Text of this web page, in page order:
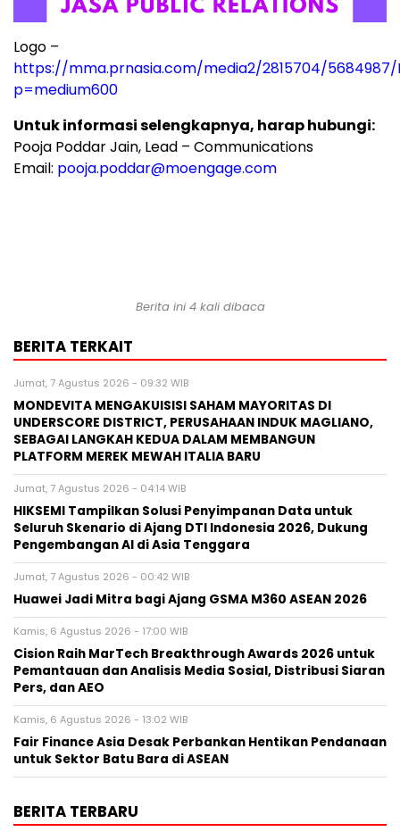
Logo –
https://mma.prnasia.com/media2/2815704/5684987/
p=medium600
Untuk informasi selengkapnya, harap hubungi:
Pooja Poddar Jain, Lead – Communications
Email: pooja.poddar@moengage.com
Berita ini 4 kali dibaca
BERITA TERKAIT
Jumat, 7 Agustus 2026 - 09:32 WIB
MONDEVITA MENGAKUISISI SAHAM MAYORITAS DI
UNDERSCORE DISTRICT, PERUSAHAAN INDUK MAGLIANO,
SEBAGAI LANGKAH KEDUA DALAM MEMBANGUN
PLATFORM MEREK MEWAH ITALIA BARU
Jumat, 7 Agustus 2026 - 04:14 WIB
HIKSEMI Tampilkan Solusi Penyimpanan Data untuk
Seluruh Skenario di Ajang DTI Indonesia 2026, Dukung
Pengembangan AI di Asia Tenggara
Jumat, 7 Agustus 2026 - 00:42 WIB
Huawei Jadi Mitra bagi Ajang GSMA M360 ASEAN 2026
Kamis, 6 Agustus 2026 - 17:00 WIB
Cision Raih MarTech Breakthrough Awards 2026 untuk
Pemantauan dan Analisis Media Sosial, Distribusi Siaran
Pers, dan AEO
Kamis, 6 Agustus 2026 - 13:02 WIB
Fair Finance Asia Desak Perbankan Hentikan Pendanaan
untuk Sektor Batu Bara di ASEAN
BERITA TERBARU